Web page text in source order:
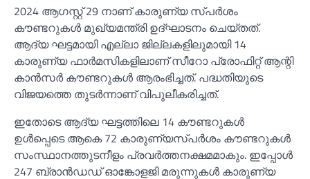
2024 ആഗസ്റ്റ് 29 നാണ് കാരുണ്യ സ്പര്‍ശം
കൗണ്ടറുകള്‍ മുഖ്യമന്ത്രി ഉദ്ഘാടനം ചെയ്തത്.
ആദ്യ ഘട്ടമായി എല്ലാ ജില്ലകളിലുമായി 14
കാരുണ്യ ഫാര്‍മസികളിലാണ് സീറോ പ്രോഫിറ്റ് ആന്റി
കാന്‍സര്‍ കൗണ്ടറുകള്‍ ആരംഭിച്ചത്. പദ്ധതിയുടെ
വിജയത്തെ തുടര്‍ന്നാണ് വിപുലീകരിച്ചത്.
ഇതോടെ ആദ്യ ഘട്ടത്തിലെ 14 കൗണ്ടറുകള്‍
ഉള്‍പ്പെടെ ആകെ 72 കാരുണ്യസ്പര്‍ശം കൗണ്ടറുകള്‍
സംസ്ഥാനത്തുടനീളം പ്രവര്‍ത്തനക്ഷമമാകും. ഇപ്പോള്‍
247 ബ്രാന്‍ഡഡ് ഓങ്കോളജി മരുന്നുകള്‍ കാരുണ്യ